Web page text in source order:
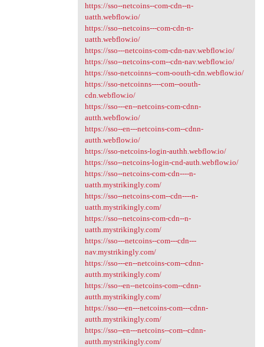
https://sso--netcoins--com-cdn--n-
uatth.webflow.io/
https://sso--netcoins---com-cdn-n-
uatth.webflow.io/
https://sso---netcoins-com-cdn-nav.webflow.io/
https://sso--netcoins-com--cdn-nav.webflow.io/
https://sso-netcoinns--com-oouth-cdn.webflow.io/
https://sso-netcoinns----com--oouth-
cdn.webflow.io/
https://sso---en--netcoins-com-cdnn-
autth.webflow.io/
https://sso--en---netcoins-com--cdnn-
autth.webflow.io/
https://sso-netcoins-login-authh.webflow.io/
https://sso--netcoins-login-cnd-auth.webflow.io/
https://sso--netcoins-com-cdn----n-
uatth.mystrikingly.com/
https://sso--netcoins-com--cdn----n-
uatth.mystrikingly.com/
https://sso--netcoins-com-cdn--n-
uatth.mystrikingly.com/
https://sso---netcoins--com---cdn---
nav.mystrikingly.com/
https://sso---en--netcoins-com--cdnn-
autth.mystrikingly.com/
https://sso--en--netcoins-com--cdnn-
autth.mystrikingly.com/
https://sso---en---netcoins-com---cdnn-
autth.mystrikingly.com/
https://sso--en---netcoins--com--cdnn-
autth.mystrikingly.com/